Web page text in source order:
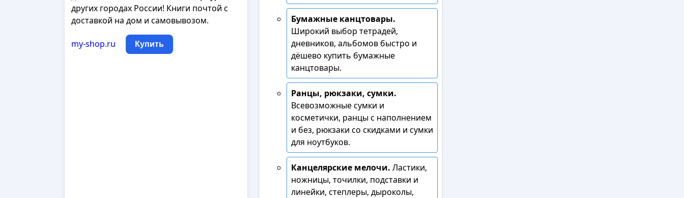
других городах России! Книги почтой с
доставкой на дом и самовывозом.
my-shop.ru Купить
Бумажные канцтовары.
Широкий выбор тетрадей,
дневников, альбомов быстро и
дёшево купить бумажные
канцтовары.
Ранцы, рюкзаки, сумки.
Всевозможные сумки и
косметички, ранцы с наполнением
и без, рюкзаки со скидками и сумки
для ноутбуков.
Канцелярские мелочи. Ластики,
ножницы, точилки, подставки и
линейки, степлеры, дыроколы,